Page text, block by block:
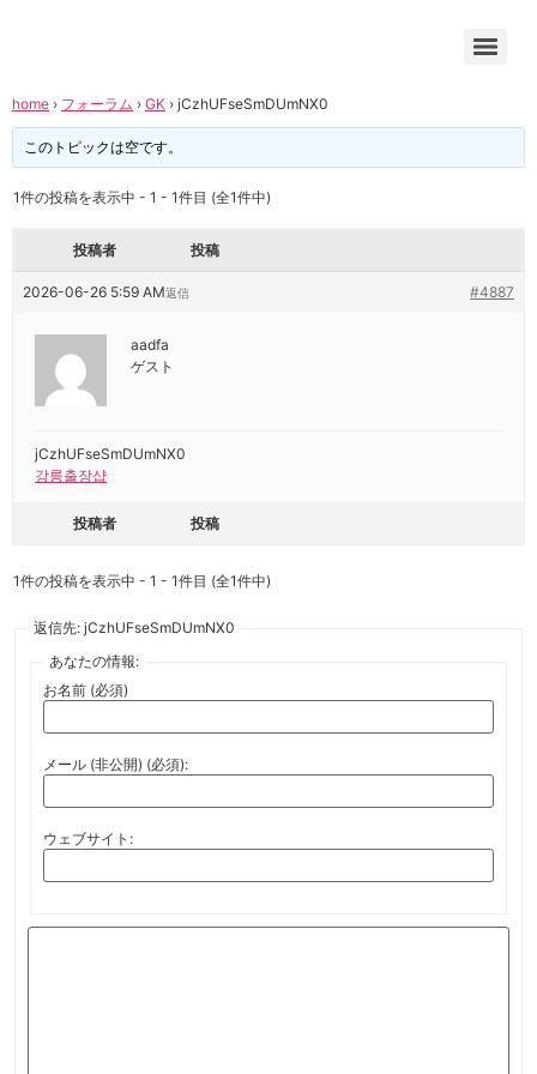
home › フォーラム › GK › jCzhUFseSmDUmNX0
このトピックは空です。
1件の投稿を表示中 - 1 - 1件目 (全1件中)
投稿者 投稿
2026-06-26 5:59 AM #4887
返信
aadfa
ゲスト
jCzhUFseSmDUmNX0
강릉출장샵
投稿者 投稿
1件の投稿を表示中 - 1 - 1件目 (全1件中)
返信先: jCzhUFseSmDUmNX0
あなたの情報:
お名前 (必須)
メール (非公開) (必須):
ウェブサイト: